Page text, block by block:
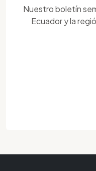
Nuestro boletín
Ecuador y la